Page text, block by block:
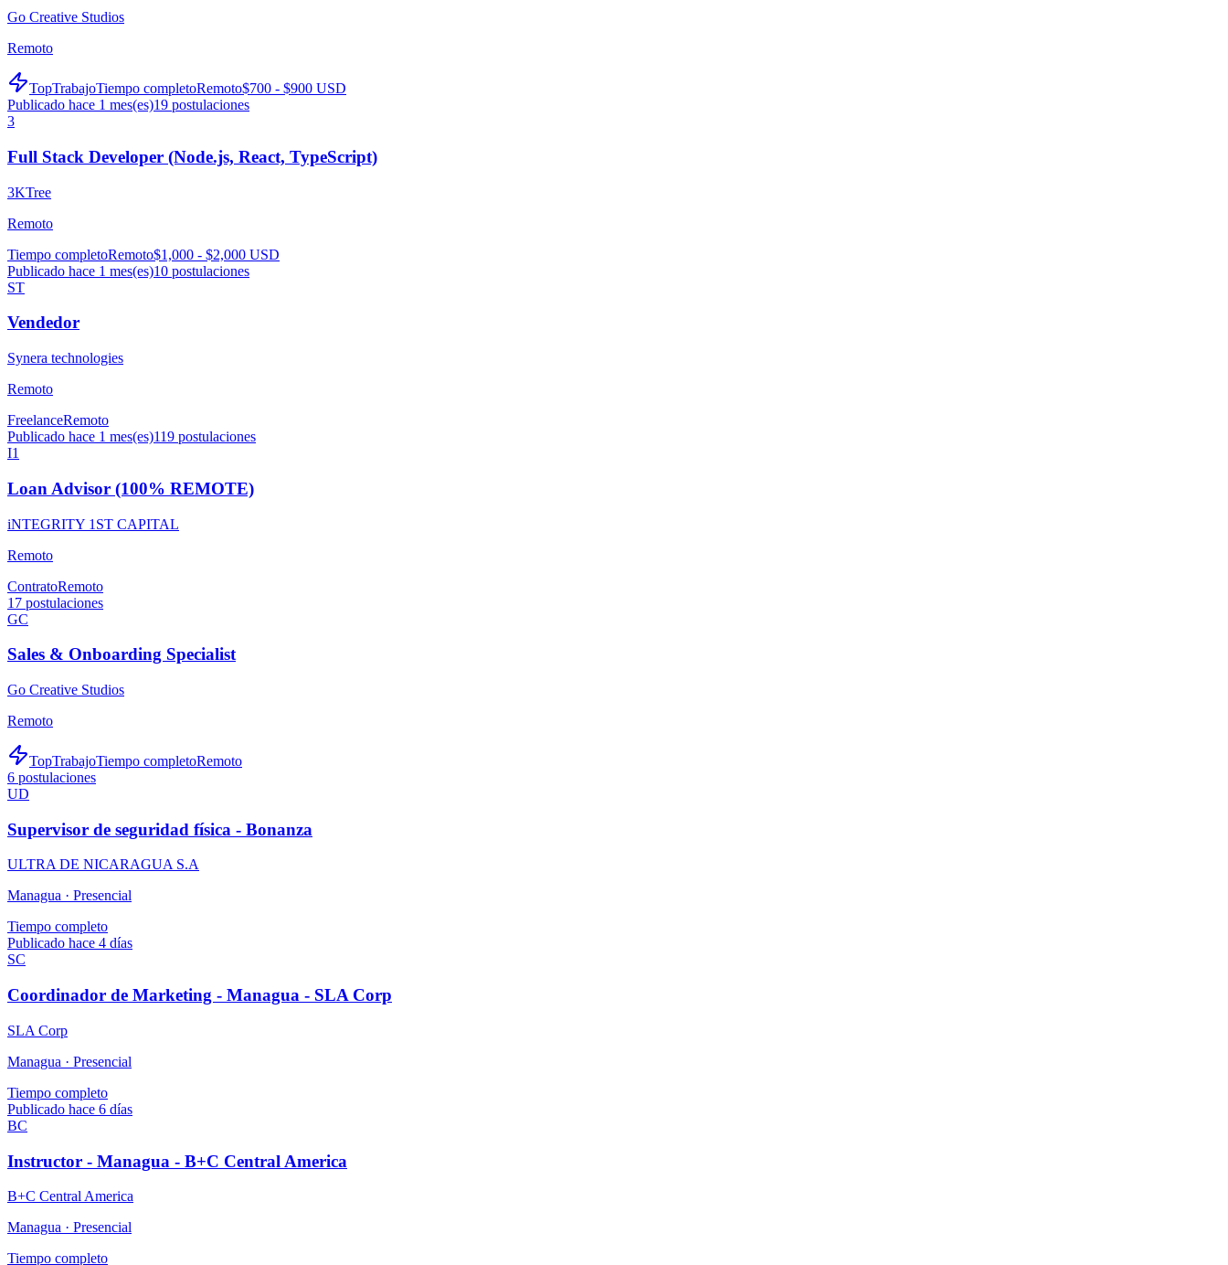
Go Creative Studios
Remoto
TopTrabajoTiempo completoRemoto$700 - $900 USD
Publicado hace 1 mes(es)19 postulaciones
3
Full Stack Developer (Node.js, React, TypeScript)
3KTree
Remoto
Tiempo completoRemoto$1,000 - $2,000 USD
Publicado hace 1 mes(es)10 postulaciones
ST
Vendedor
Synera technologies
Remoto
FreelanceRemoto
Publicado hace 1 mes(es)119 postulaciones
I1
Loan Advisor (100% REMOTE)
iNTEGRITY 1ST CAPITAL
Remoto
ContratoRemoto
17 postulaciones
GC
Sales & Onboarding Specialist
Go Creative Studios
Remoto
TopTrabajoTiempo completoRemoto
6 postulaciones
UD
Supervisor de seguridad física - Bonanza
ULTRA DE NICARAGUA S.A
Managua · Presencial
Tiempo completo
Publicado hace 4 días
SC
Coordinador de Marketing - Managua - SLA Corp
SLA Corp
Managua · Presencial
Tiempo completo
Publicado hace 6 días
BC
Instructor - Managua - B+C Central America
B+C Central America
Managua · Presencial
Tiempo completo